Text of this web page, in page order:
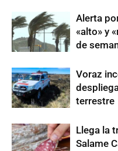
Alerta
«alto» y
de
Voraz
terrestre
Llega la
Salame